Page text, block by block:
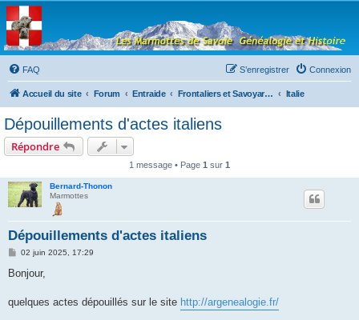
Les Marmottes de
Savoie
Forum d'entraide généalogique
FAQ
Connexion
S’enregistrer
Accueil du site Forum Entraide Frontaliers et Savoyards à l'étranger Italie
Dépouillements d'actes italiens
Répondre
1 message • Page 1 sur 1
Bernard-Thonon
Marmottes
Dépouillements d'actes italiens
M
s
g
02 juin 2025, 17:29
Bonjour,
quelques actes dépouillés sur le site http://argenealogie.fr/